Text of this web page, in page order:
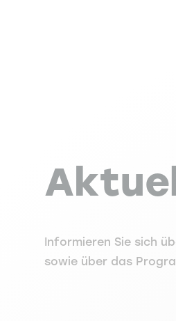
Informieren Sie sich
sowie über das